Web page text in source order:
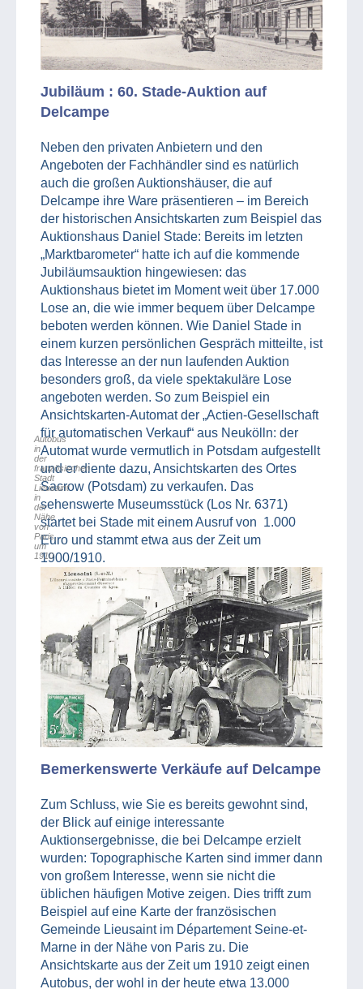
Jubiläum : 60. Stade-Auktion auf
Delcampe
Neben den privaten Anbietern und den
Angeboten der Fachhändler sind es natürlich
auch die großen Auktionshäuser, die auf
Delcampe ihre Ware präsentieren – im Bereich
der historischen Ansichtskarten zum Beispiel das
Auktionshaus Daniel Stade: Bereits im letzten
„Marktbarometer“ hatte ich auf die kommende
Jubiläumsauktion hingewiesen: das
Auktionshaus bietet im Moment weit über 17.000
Lose an, die wie immer bequem über Delcampe
beboten werden können. Wie Daniel Stade in
einem kurzen persönlichen Gespräch mitteilte, ist
das Interesse an der nun laufenden Auktion
besonders groß, da viele spektakuläre Lose
angeboten werden. So zum Beispiel ein
Ansichtskarten-Automat der „Actien-Gesellschaft
für automatischen Verkauf“ aus Neukölln: der
Automat wurde vermutlich in Potsdam aufgestellt
und er diente dazu, Ansichtskarten des Ortes
Sacrow (Potsdam) zu verkaufen. Das
sehenswerte Museumsstück (Los Nr. 6371)
startet bei Stade mit einem Ausruf von 1.000
Euro und stammt etwa aus der Zeit um
1900/1910.
Autobus
in
der
französischen
Stadt
Lieusaint
in
der
Nähe
von
Paris,
um
1910
Bemerkenswerte Verkäufe auf Delcampe
Zum Schluss, wie Sie es bereits gewohnt sind,
der Blick auf einige interessante
Auktionsergebnisse, die bei Delcampe erzielt
wurden: Topographische Karten sind immer dann
von großem Interesse, wenn sie nicht die
üblichen häufigen Motive zeigen. Dies trifft zum
Beispiel auf eine Karte der französischen
Gemeinde Lieusaint im Département Seine-et-
Marne in der Nähe von Paris zu. Die
Ansichtskarte aus der Zeit um 1910 zeigt einen
Autobus, der wohl in der heute etwa 13.000